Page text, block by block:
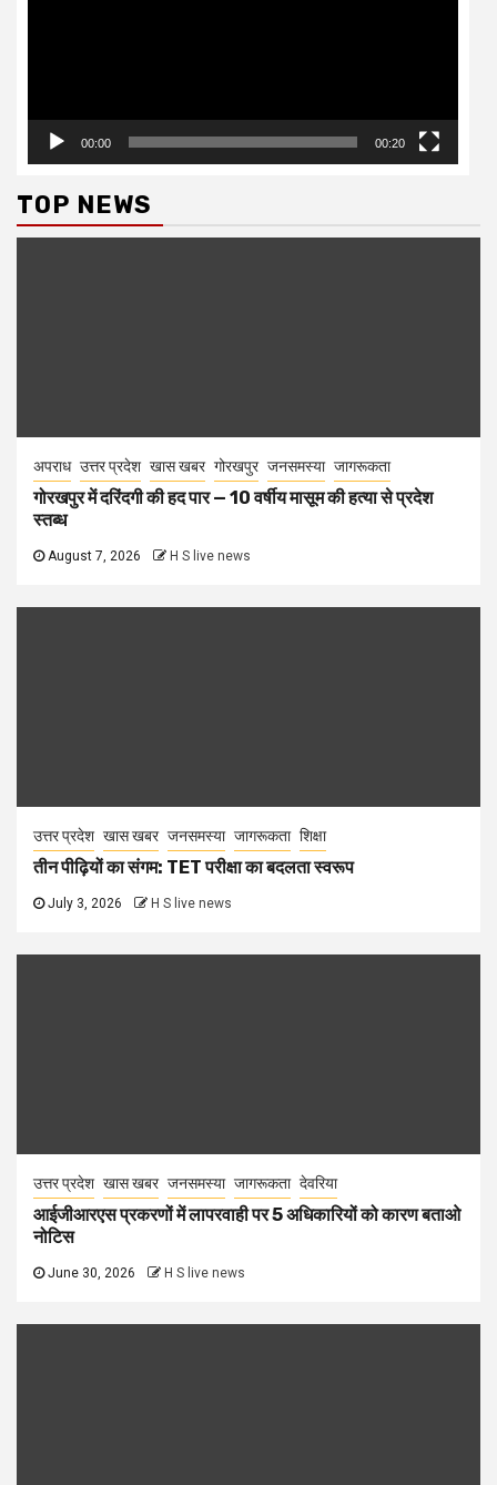
00:00 00:20
TOP NEWS
अपराध उत्तर प्रदेश खास खबर गोरखपुर जनसमस्या जागरूकता
गोरखपुर में दरिंदगी की हद पार — 10 वर्षीय मासूम की हत्या से प्रदेश
स्तब्ध
August 7, 2026 H S live news
उत्तर प्रदेश खास खबर जनसमस्या जागरूकता शिक्षा
तीन पीढ़ियों का संगम: TET परीक्षा का बदलता स्वरूप
July 3, 2026 H S live news
उत्तर प्रदेश खास खबर जनसमस्या जागरूकता देवरिया
आईजीआरएस प्रकरणों में लापरवाही पर 5 अधिकारियों को कारण बताओ
नोटिस
June 30, 2026 H S live news